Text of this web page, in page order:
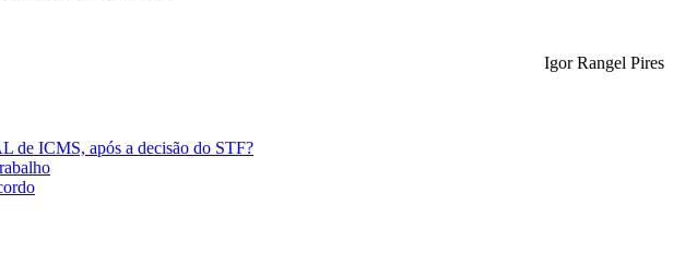
Igor Rangel Pires
de ICMS, após a decisão do STF?